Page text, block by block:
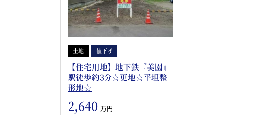
土地 値下げ
【住宅用地】地下鉄『美園』
駅徒歩約3分☆更地☆平坦整
形地☆
2,640 万円